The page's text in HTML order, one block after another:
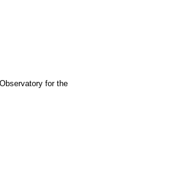
for the